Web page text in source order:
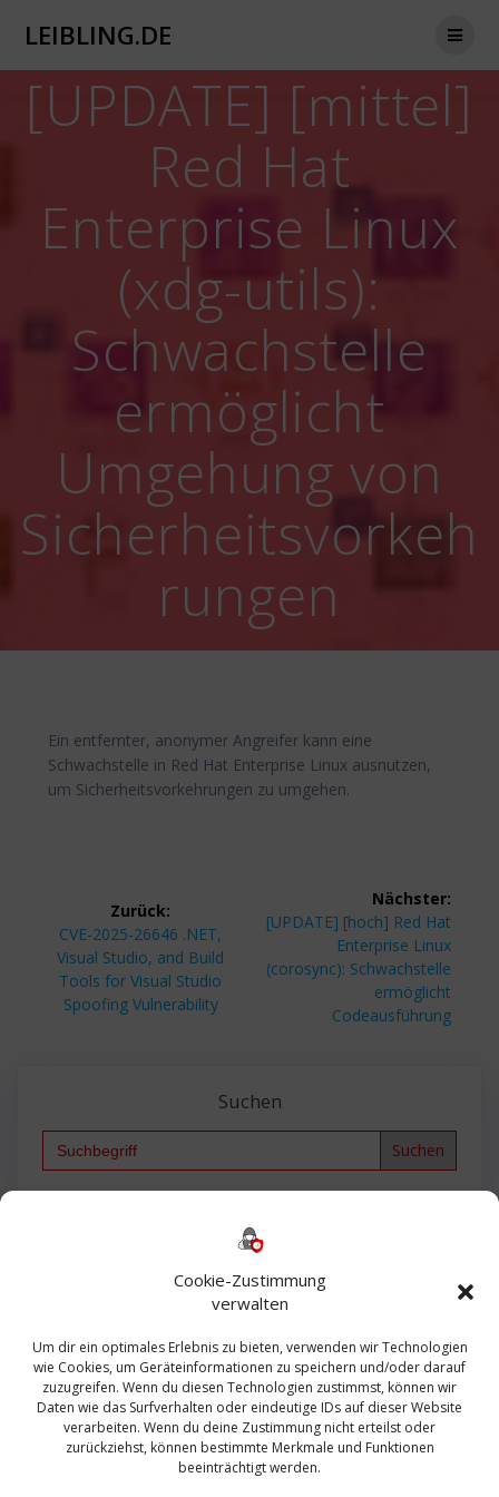
Cookie-Zustimmung
verwalten
Um dir ein optimales Erlebnis zu bieten, verwenden wir Technologien
wie Cookies, um Geräteinformationen zu speichern und/oder darauf
zuzugreifen. Wenn du diesen Technologien zustimmst, können wir
Daten wie das Surfverhalten oder eindeutige IDs auf dieser Website
verarbeiten. Wenn du deine Zustimmung nicht erteilst oder
zurückziehst, können bestimmte Merkmale und Funktionen
beeinträchtigt werden.
LEIBLING.DE
[UPDATE] [mittel]
Red Hat
Enterprise Linux
(xdg-utils):
Schwachstelle
ermöglicht
Umgehung von
Sicherheitsvorkeh
rungen
Ein entfernter, anonymer Angreifer kann eine
Schwachstelle in Red Hat Enterprise Linux ausnutzen,
um Sicherheitsvorkehrungen zu umgehen.
Zurück:
Vorheriger
Beitrag:
CVE-2025-26646 .NET,
Visual Studio, and Build
Tools for Visual Studio
Spoofing Vulnerability
Nächster:
Nächster
[UPDATE] [hoch] Red Hat
Enterprise Linux
(corosync): Schwachstelle
ermöglicht
Codeausführung
Suchen
Search
Bautagebuch
Exchange firewall Fritzbox
Microsoft
Sanierung SBS Security Server Sicherheit
Sicherung SIEM Sophos SSL Ubuntu
Update Upgrade UTM VCenter VCSA Veeam
VMWare VPN WAZUH Windows
Zertifikat